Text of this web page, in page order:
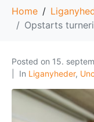
Home
Opstarts
Posted on 15.
In Liganyheder,